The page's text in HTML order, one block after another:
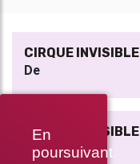
En
poursuivant
CIRQUE INVISIBLE
De
CIRQUE INVISIBLE
Avec